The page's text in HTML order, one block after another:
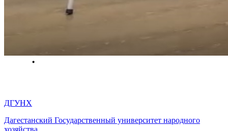
ДГУНХ
Дагестанский Государственный университет народного
хозяйства